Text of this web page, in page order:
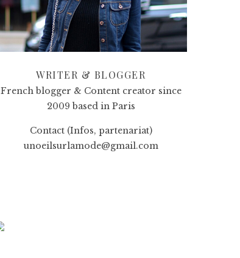
WRITER & BLOGGER
French blogger & Content creator since
2009 based in Paris
Contact (Infos, partenariat)
unoeilsurlamode@gmail.com